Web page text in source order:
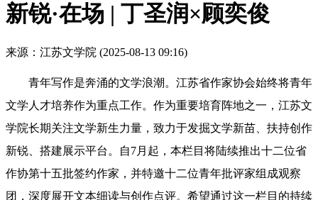
新锐·在场 | 丁圣润×顾奕俊
来源：江苏文学院 (2025-08-13 09:16)
青年写作是奔涌的文学浪潮。江苏省作家协会始终将青年
文学人才培养作为重点工作。作为重要培育阵地之一，江苏文
学院长期关注文学新生力量，致力于发掘文学新苗、扶持创作
新锐、搭建展示平台。自7月起，本栏目将陆续推出十二位省
作协第十五批签约作家 ，并特邀十二位青年批评家组成观察
团，深度展开文本细读与创作点评。希望通过这一栏目的持续